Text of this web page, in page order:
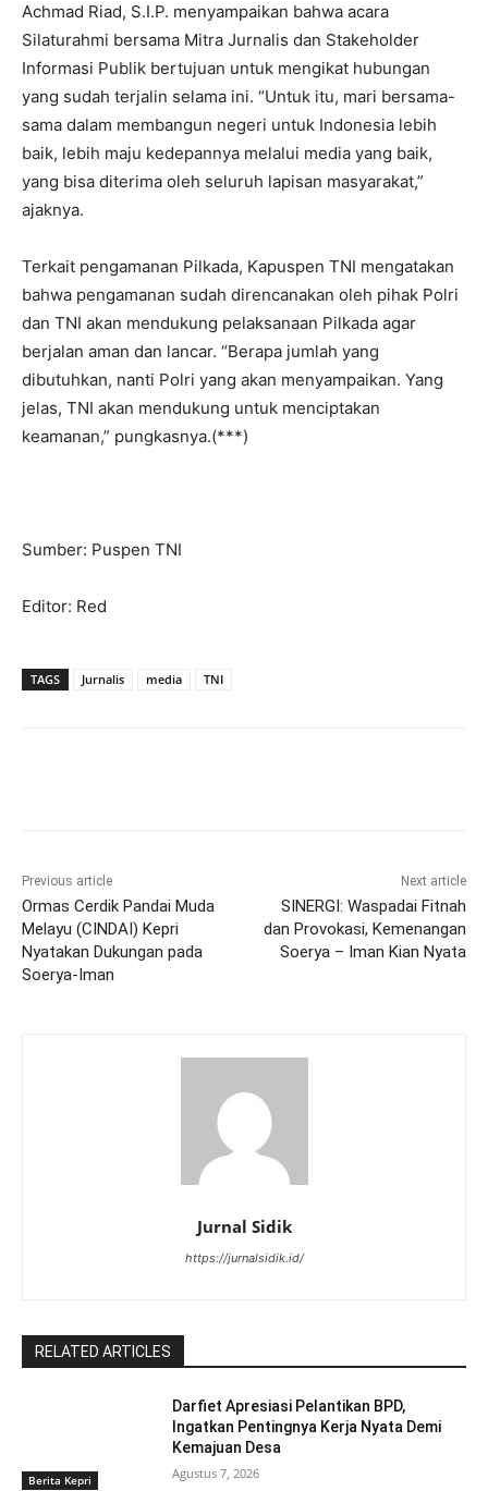
Achmad Riad, S.I.P. menyampaikan bahwa acara
Silaturahmi bersama Mitra Jurnalis dan Stakeholder
Informasi Publik bertujuan untuk mengikat hubungan
yang sudah terjalin selama ini. “Untuk itu, mari bersama-
sama dalam membangun negeri untuk Indonesia lebih
baik, lebih maju kedepannya melalui media yang baik,
yang bisa diterima oleh seluruh lapisan masyarakat,”
ajaknya.
Terkait pengamanan Pilkada, Kapuspen TNI mengatakan
bahwa pengamanan sudah direncanakan oleh pihak Polri
dan TNI akan mendukung pelaksanaan Pilkada agar
berjalan aman dan lancar. “Berapa jumlah yang
dibutuhkan, nanti Polri yang akan menyampaikan. Yang
jelas, TNI akan mendukung untuk menciptakan
keamanan,” pungkasnya.(***)
Sumber: Puspen TNI
Editor: Red
TAGS Jurnalis media TNI
Previous article
Ormas Cerdik Pandai Muda
Melayu (CINDAI) Kepri
Nyatakan Dukungan pada
Soerya-Iman
Next article
SINERGI: Waspadai Fitnah
dan Provokasi, Kemenangan
Soerya – Iman Kian Nyata
Jurnal Sidik
https://jurnalsidik.id/
RELATED ARTICLES
Berita Kepri
Darfiet Apresiasi Pelantikan BPD,
Ingatkan Pentingnya Kerja Nyata Demi
Kemajuan Desa
Agustus 7, 2026